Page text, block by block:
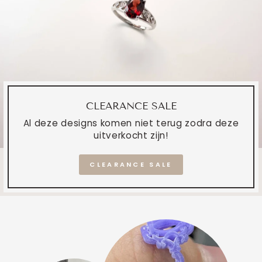
CLEARANCE SALE
Al deze designs komen niet terug zodra deze
uitverkocht zijn!
CLEARANCE SALE